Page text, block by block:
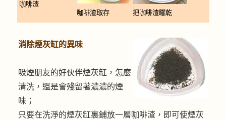
咖啡渣
咖啡渣取存 把咖啡渣曬乾
消除煙灰缸的異味
吸煙朋友的好伙伴煙灰缸，怎麼
清洗，還是會殘留著濃濃的煙
味；
只要在洗淨的煙灰缸裏鋪放一層咖啡渣，即可使煙灰